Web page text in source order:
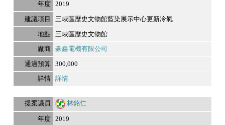
2019
三峽區歷史文物館藍染展示中心更新冷氣
三峽區歷史文物館
豪鑫電機有限公司
300,000
詳情
林銘仁
2019